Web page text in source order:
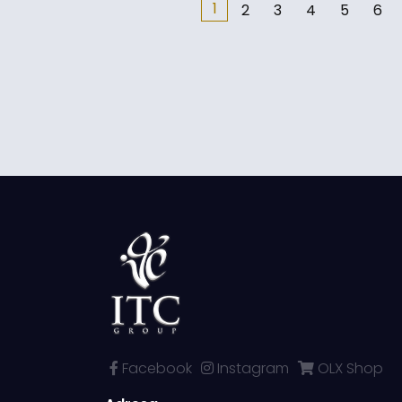
1 2 3 4 5 6
Facebook Instagram
OLX Shop